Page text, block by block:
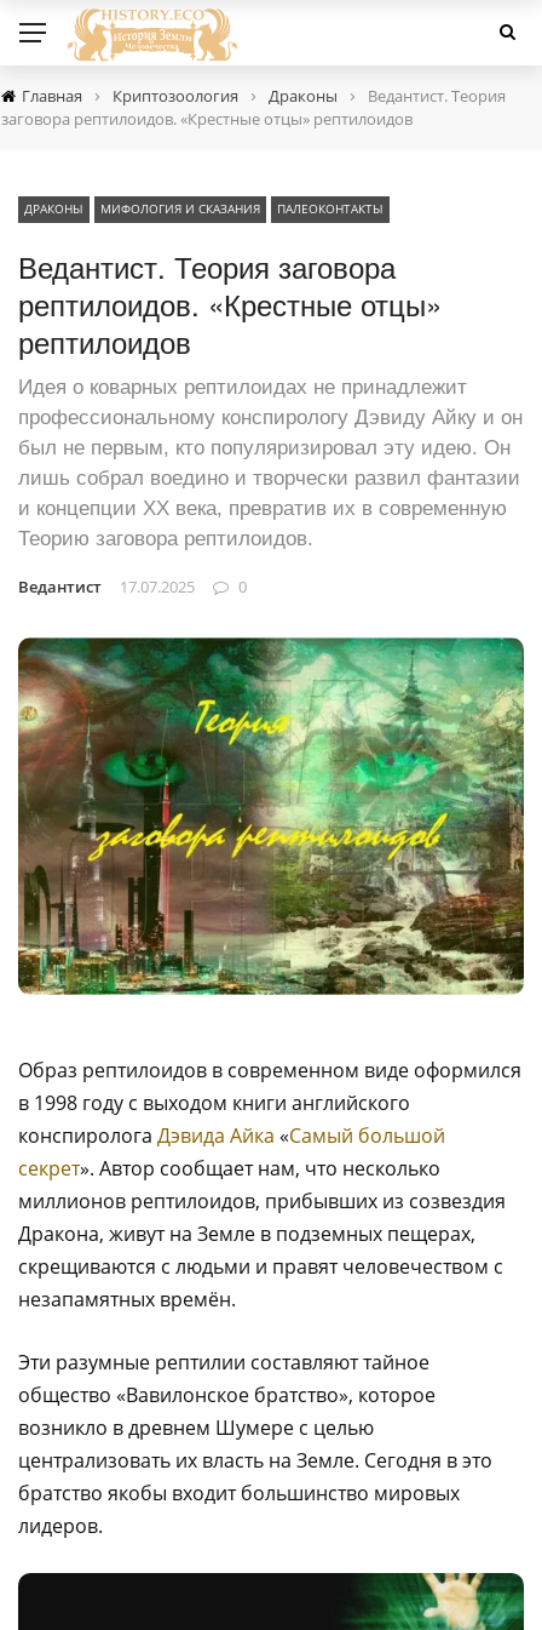
Главная › Криптозоология › Драконы ›
Ведантист. Теория
заговора рептилоидов. «Крестные отцы» рептилоидов
ДРАКОНЫ МИФОЛОГИЯ И СКАЗАНИЯ ПАЛЕОКОНТАКТЫ
Ведантист. Теория заговора
рептилоидов. «Крестные отцы»
рептилоидов
Идея о коварных рептилоидах не принадлежит
профессиональному конспирологу Дэвиду Айку и он
был не первым, кто популяризировал эту идею. Он
лишь собрал воедино и творчески развил фантазии
и концепции ХХ века, превратив их в современную
Теорию заговора рептилоидов.
Ведантист 17.07.2025 0
Образ рептилоидов в современном виде оформился
в 1998 году с выходом книги английского
конспиролога Дэвида Айка «Самый большой
секрет». Автор сообщает нам, что несколько
миллионов рептилоидов, прибывших из созвездия
Дракона, живут на Земле в подземных пещерах,
скрещиваются с людьми и правят человечеством с
незапамятных времён.
Эти разумные рептилии составляют тайное
общество «Вавилонское братство», которое
возникло в древнем Шумере с целью
централизовать их власть на Земле. Сегодня в это
братство якобы входит большинство мировых
лидеров.